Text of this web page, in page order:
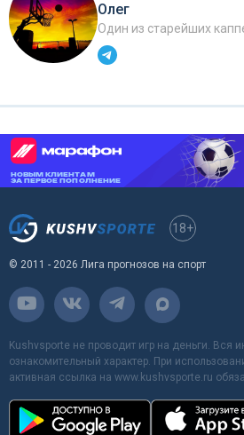
Олег
Один из старейших
18+
© 2011 - 2026 Лига прогнозов на спорт
Kushvsporte не проводит игр на деньги. Вся
ознакомительный характер. При
активная ссылка на www.kushvsporte.ru